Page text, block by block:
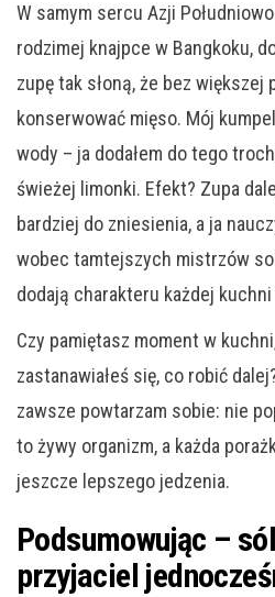
W samym sercu Azji
rodzimej knajpce w Bangkoku,
zupę tak słoną, że bez większej
konserwować mięso. Mój
wody – ja dodałem do tego
świeżej limonki. Efekt? Zupa
bardziej do zniesienia, a ja
wobec tamtejszych mistrzów
dodają charakteru każdej
Czy pamiętasz moment w
zastanawiałeś się, co robić
zawsze powtarzam sobie: nie
to żywy organizm, a każda
jeszcze lepszego jedzenia.
Podsumowując –
przyjaciel